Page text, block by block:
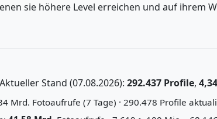
sie höhere Level erreichen und auf ihrem
Stand (07.08.2026): 292.437 Profile,
Mrd. Fotoaufrufe (7 Tage) · 290.478 Profile